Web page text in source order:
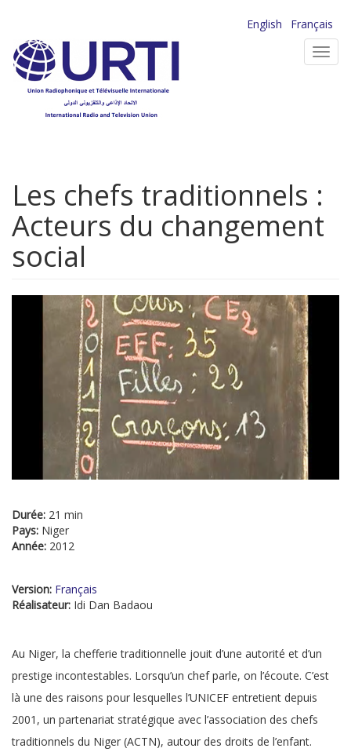
contenu
principal
English
Français
Les chefs traditionnels :
Acteurs du changement
social
Durée: 21 min
Pays: Niger
Année: 2012
Version: Français
Réalisateur: Idi Dan Badaou
Au Niger, la chefferie traditionnelle jouit d’une autorité et d’un
prestige incontestables. Lorsqu’un chef parle, on l’écoute. C’est
là une des raisons pour lesquelles l’UNICEF entretient depuis
2001, un partenariat stratégique avec l’association des chefs
traditionnels du Niger (ACTN), autour des droits de l’enfant.